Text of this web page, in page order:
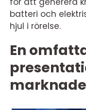
batteri och
hjul i rörelse.
En